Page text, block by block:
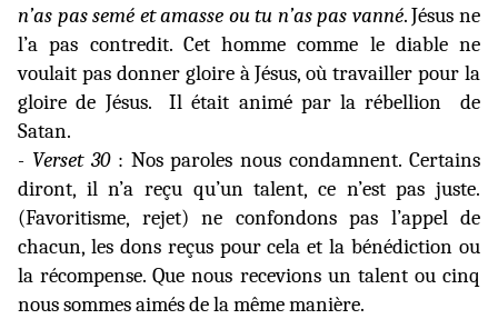
n’as pas semé et amasse ou tu n’as pas vanné. Jésus ne
l’a pas contredit. Cet homme comme le diable ne
voulait pas donner gloire à Jésus, où travailler pour la
gloire de Jésus.Il était animé par la rébellion
de
Satan.
- Verset 30: Nos paroles nous condamnent. Certains
diront, il n’a reçu qu’un talent, ce n’est pas juste.
(Favoritisme, rejet) ne confondons pas l’appel de
chacun, les dons reçus pour cela et la bénédiction ou
la récompense. Que nous recevions un talent ou cinq
nous sommes aimés de la même manière.